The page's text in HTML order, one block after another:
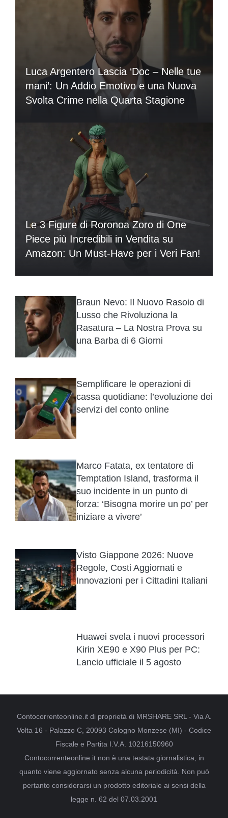
Luca Argentero Lascia ‘Doc – Nelle tue
mani’: Un Addio Emotivo e una Nuova
Svolta Crime nella Quarta Stagione
Le 3 Figure di Roronoa Zoro di One
Piece più Incredibili in Vendita su
Amazon: Un Must-Have per i Veri Fan!
Braun Nevo: Il Nuovo Rasoio di
Lusso che Rivoluziona la
Rasatura – La Nostra Prova su
una Barba di 6 Giorni
Semplificare le operazioni di
cassa quotidiane: l’evoluzione dei
servizi del conto online
Marco Fatata, ex tentatore di
Temptation Island, trasforma il
suo incidente in un punto di
forza: ‘Bisogna morire un po’ per
iniziare a vivere’
Visto Giappone 2026: Nuove
Regole, Costi Aggiornati e
Innovazioni per i Cittadini Italiani
Huawei svela i nuovi processori
Kirin XE90 e X90 Plus per PC:
Lancio ufficiale il 5 agosto
Contocorrenteonline.it di proprietà di MRSHARE SRL - Via A.
Volta 16 - Palazzo C, 20093 Cologno Monzese (MI) - Codice
Fiscale e Partita I.V.A. 10216150960
Contocorrenteonline.it non è una testata giornalistica, in
quanto viene aggiornato senza alcuna periodicità. Non può
pertanto considerarsi un prodotto editoriale ai sensi della
legge n. 62 del 07.03.2001